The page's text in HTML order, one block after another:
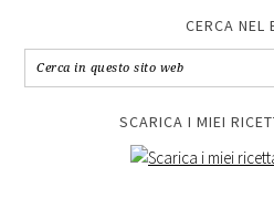
CERCA NEL
SCARICA I MIEI